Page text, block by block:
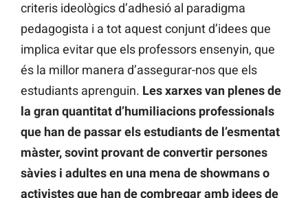
criteris ideològics d’adhesió al paradigma
pedagogista i a tot aquest conjunt d’idees que
implica evitar que els professors ensenyin, que
és la millor manera d’assegurar-nos que els
estudiants aprenguin. Les xarxes van plenes de
la gran quantitat d’humiliacions professionals
que han de passar els estudiants de l’esmentat
màster, sovint provant de convertir persones
sàvies i adultes en una mena de showmans o
activistes que han de combregar amb idees de